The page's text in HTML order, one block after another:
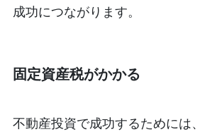
成功につながります。
固定資産税がかかる
不動産投資で成功するためには